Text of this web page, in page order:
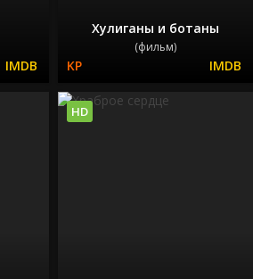
Хулиганы и ботаны
(фильм)
HD